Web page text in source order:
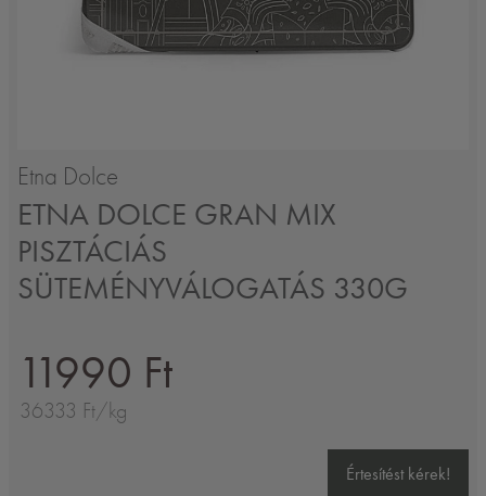
Etna Dolce
ETNA DOLCE GRAN MIX
PISZTÁCIÁS
SÜTEMÉNYVÁLOGATÁS 330G
11990 Ft
36333 Ft/kg
Értesítést kérek!